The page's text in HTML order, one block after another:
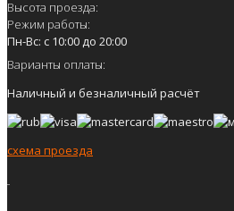
Высота проезда:
Режим работы:
Пн-Вс: с 10:00 до 20:00
Варианты оплаты:
Наличный и безналичный расчёт
схема проезда